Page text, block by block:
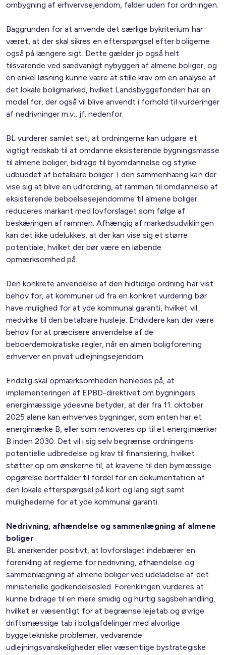
ombygning af erhvervsejendom, falder uden for ordningen.
Baggrunden for at anvende det særlige bykriterium har
været, at der skal sikres en efterspørgsel efter boligerne
også på længere sigt. Dette gælder jo også helt
tilsvarende ved sædvanligt nybyggeri af almene boliger, og
en enkel løsning kunne være at stille krav om en analyse af
det lokale boligmarked, hvilket Landsbyggefonden har en
model for, der også vil blive anvendt i forhold til vurderinger
af nedrivninger m.v., jf. nedenfor.
BL vurderer samlet set, at ordningerne kan udgøre et
vigtigt redskab til at omdanne eksisterende bygningsmasse
til almene boliger, bidrage til byomdannelse og styrke
udbuddet af betalbare boliger. I den sammenhæng kan der
vise sig at blive en udfordring, at rammen til omdannelse af
eksisterende beboelsesejendomme til almene boliger
reduceres markant med lovforslaget som følge af
beskæringen af rammen. Afhængig af markedsudviklingen
kan det ikke udelukkes, at der kan vise sig et større
potentiale, hvilket der bør være en løbende
opmærksomhed på.
Den konkrete anvendelse af den hidtidige ordning har vist
behov for, at kommuner ud fra en konkret vurdering bør
have mulighed for at yde kommunal garanti, hvilket vil
medvirke til den betalbare husleje. Endvidere kan der være
behov for at præcisere anvendelse af de
beboerdemokratiske regler, når en almen boligforening
erhverver en privat udlejningsejendom.
Endelig skal opmærksomheden henledes på, at
implementeringen af EPBD-direktivet om bygningers
energimæssige ydeevne betyder, at der fra 11. oktober
2025 alene kan erhverves bygninger, som enten har et
energimærke B, eller som renoveres op til et energimærker
B inden 2030. Det vil i sig selv begrænse ordningens
potentielle udbredelse og krav til finansiering, hvilket
støtter op om ønskerne til, at kravene til den bymæssige
opgørelse bortfalder til fordel for en dokumentation af
den lokale efterspørgsel på kort og lang sigt samt
mulighederne for at yde kommunal garanti.
Nedrivning, afhændelse og sammenlægning af almene
boliger
BL anerkender positivt, at lovforslaget indebærer en
forenkling af reglerne for nedrivning, afhændelse og
sammenlægning af almene boliger ved udeladelse af det
ministerielle godkendelsesled. Forenklingen vurderes at
kunne bidrage til en mere smidig og hurtig sagsbehandling,
hvilket er væsentligt for at begrænse lejetab og øvrige
driftsmæssige tab i boligafdelinger med alvorlige
byggetekniske problemer, vedvarende
udlejningsvanskeligheder eller væsentlige bystrategiske